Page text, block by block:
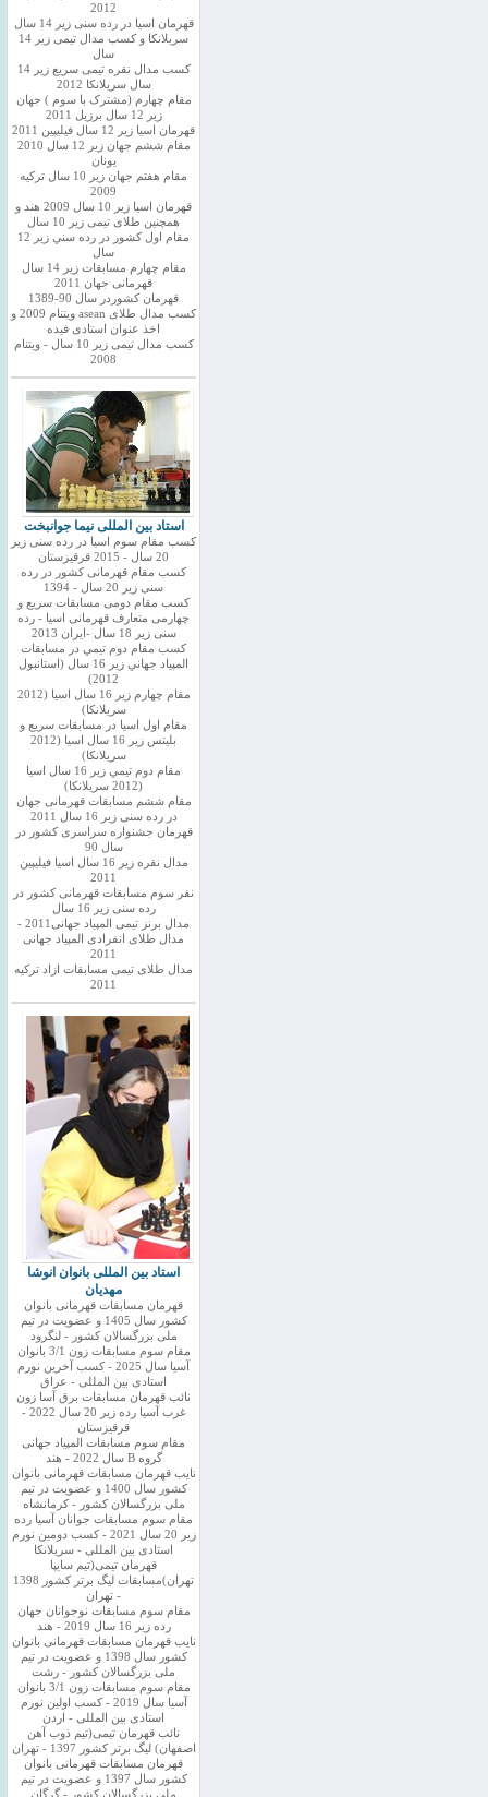
2012
قهرمان اسیا در رده سنی زیر 14 سال
سريلانكا و کسب مدال تیمی زیر 14
سال
کسب مدال نقره تیمی سریع زیر 14
سال سریلانکا 2012
مقام چهارم (مشترک با سوم ) جهان
زیر 12 سال برزیل 2011
قهرمان اسيا زير 12 سال فیلیپین 2011
مقام ششم جهان زیر 12 سال 2010
یونان
مقام هفتم جهان زیر 10 سال ترکیه
2009
قهرمان اسيا زیر 10 سال 2009 هند و
همچنین طلای تیمی زیر 10 سال
مقام اول كشور در رده سني زير 12
سال
مقام چهارم مسابقات زیر 14 سال
قهرمانی جهان 2011
قهرمان کشوردر سال 90-1389
کسب مدال طلای asean ویتنام 2009 و
اخذ عنوان استادی فیده
کسب مدال تیمی زیر 10 سال - ویتنام
2008
استاد بین المللی نیما جوانبخت
کسب مقام سوم اسیا در رده سنی زیر
20 سال - 2015 قرقیزستان
کسب مقام قهرمانی کشور در رده
سنی زیر 20 سال - 1394
کسب مقام دومی مسابقات سریع و
چهارمی متعارف قهرمانی اسیا - رده
سنی زیر 18 سال -ایران 2013
كسب مقام دوم تيمي در مسابقات
المپياد جهاني زير 16 سال (استانبول
2012)
مقام چهارم زير 16 سال اسيا (2012
سريلانكا)
مقام اول اسيا در مسابقات سريع و
بليتس زير 16 سال اسيا (2012
سريلانكا)
مقام دوم تيمي زير 16 سال اسيا
(2012 سريلانكا)
مقام ششم مسابقات قهرمانی جهان
در رده سنی زیر 16 سال 2011
قهرمان جشنواره سراسری کشور در
سال 90
مدال نقره زیر 16 سال اسیا فیلیپین
2011
نفر سوم مسابقات قهرمانی کشور در
رده سنی زیر 16 سال
مدال برنز تیمی المپیاد جهانی2011 -
مدال طلای انفرادی المپیاد جهانی
2011
مدال طلای تیمی مسابقات ازاد ترکیه
2011
استاد بین المللی بانوان انوشا
مهدیان
قهرمان مسابقات قهرمانی بانوان
کشور سال 1405 و عضویت در تیم
ملی بزرگسالان کشور - لنگرود
مقام سوم مسابقات زون 3/1 بانوان
آسیا سال 2025 - کسب آخرین نورم
استادی بین المللی - عراق
نائب قهرمان مسابقات برق آسا زون
غرب آسیا رده زیر 20 سال 2022 -
قرقیزستان
مقام سوم مسابقات المپیاد جهانی
گروه B سال 2022 - هند
نایب قهرمان مسابقات قهرمانی بانوان
کشور سال 1400 و عضویت در تیم
ملی بزرگسالان کشور - کرمانشاه
مقام سوم مسابقات جوانان آسیا رده
زیر 20 سال 2021 - کسب دومین نورم
استادی بین المللی - سریلانکا
قهرمان تیمی(تیم سایپا
تهران)مسابقات لیگ برتر کشور 1398
- تهران
مقام سوم مسابقات نوجوانان جهان
رده زیر 16 سال 2019 - هند
نایب قهرمان مسابقات قهرمانی بانوان
کشور سال 1398 و عضویت در تیم
ملی بزرگسالان کشور - رشت
مقام سوم مسابقات زون 3/1 بانوان
آسیا سال 2019 - کسب اولین نورم
استادی بین المللی - اردن
نائب قهرمان تیمی(تیم ذوب آهن
اصفهان) لیگ برتر کشور 1397 - تهران
قهرمان مسابقات قهرمانی بانوان
کشور سال 1397 و عضویت در تیم
ملی بزرگسالان کشور - گرگان